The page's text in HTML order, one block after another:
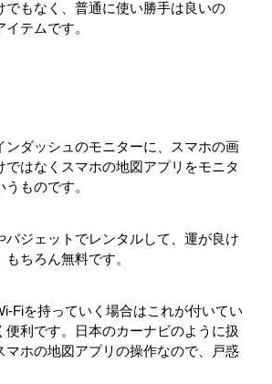
でもなく、普通に使い勝手は良いの
テムです。
ンダッシュのモニターに、スマホの画
ではなくスマホの地図アプリをモニタ
ものです。
バジェットでレンタルして、運が良け
ちろん無料です。
Fiを持っていく場合はこれが付いてい
便利です。日本のカーナビのように扱
マホの地図アプリの操作なので、戸惑